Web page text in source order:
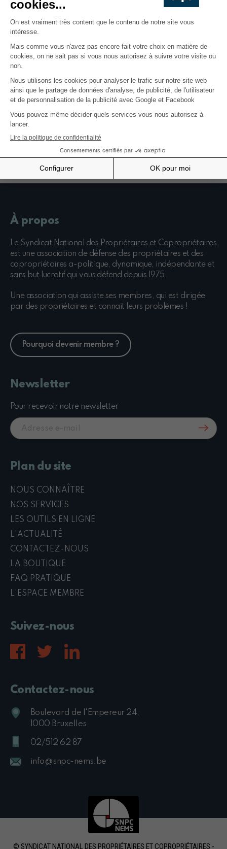
Humidimètre DampCheck
30,00 €
non-membre
39,90 €
Descriptif
À propos
Le Syndicat National des Propriétaires et Copropriétaires
est une association de défense des propriétaires et des
copropriétaires a-politique, dynamique, indépendante et
sans but lucratif qui vous défend depuis 1975.
Une association qui assiste ses membres, qui est dirigée
par des propriétaires et connait leurs problèmes !
Pourquoi devenir membre ?
Newsletter
Pour recevoir notre newsletter
Suivez-nous
Plan du site
NOUS CONNAÎTRE
NOS SERVICES
LES OUTILS EN LIGNE
L'ACTUALITÉ
CONTACTEZ-NOUS
LA BOUTIQUE
FAQ PRATIQUE
L'ESPACE MEMBRE
Contactez-nous
Boulevard de l'Empereur 24,
1000 Bruxelles
02/512 62 87
info@snpc-nems.be
© SYNDICAT NATIONAL DES PROPRIÉTAIRES ET COPROPRIÉTAIRES -